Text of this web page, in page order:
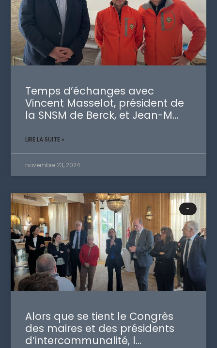
Temps d’échanges avec
Vincent Masselot, président de
la SNSM de Berck, et Jean-M…
LIRE LA SUITE »
novembre 23, 2024
-
Alors que se tient le Congrès
des maires et des présidents
d’intercommunalité, l…